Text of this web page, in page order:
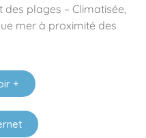
plages – Climatisée,
mer à proximité des
+